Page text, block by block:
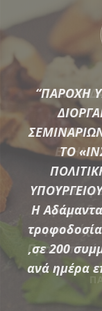
Μια μεγάλη
αγοράς
Αδάμαντας
“ΠΑΡΟΧΗ
ΤΟ
Η
,σε 200
ανά ημέρα